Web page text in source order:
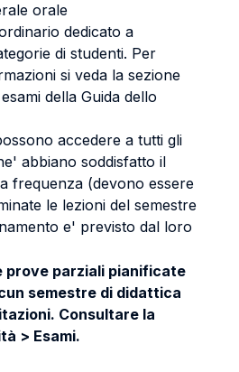
orale
dedicato a
di studenti. Per
si veda la sezione
della Guida dello
accedere a tutti gli
abbiano soddisfatto il
frequenza (devono essere
le lezioni del semestre
e' previsto dal loro
prove parziali pianificate
semestre di didattica
Consultare la
> Esami.